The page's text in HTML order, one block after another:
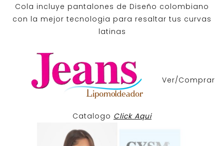
Cola incluye pantalones de Diseño colombiano
con la mejor tecnologia para resaltar tus curvas
latinas
Ver/Comprar
Catalogo Click Aqui